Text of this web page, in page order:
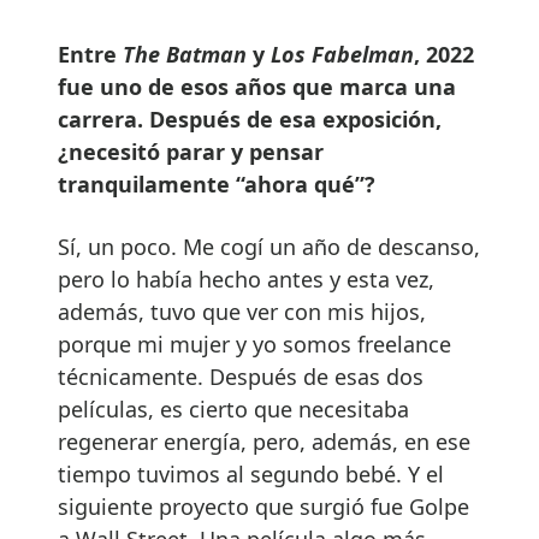
Entre The Batman y Los Fabelman, 2022
fue uno de esos años que marca una
carrera. Después de esa exposición,
¿necesitó parar y pensar
tranquilamente “ahora qué”?
Sí, un poco. Me cogí un año de descanso,
pero lo había hecho antes y esta vez,
además, tuvo que ver con mis hijos,
porque mi mujer y yo somos freelance
técnicamente. Después de esas dos
películas, es cierto que necesitaba
regenerar energía, pero, además, en ese
tiempo tuvimos al segundo bebé. Y el
siguiente proyecto que surgió fue Golpe